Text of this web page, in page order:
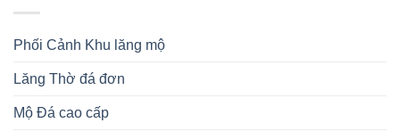
Phối Cảnh Khu lăng mộ
Lăng Thờ đá đơn
Mộ Đá cao cấp